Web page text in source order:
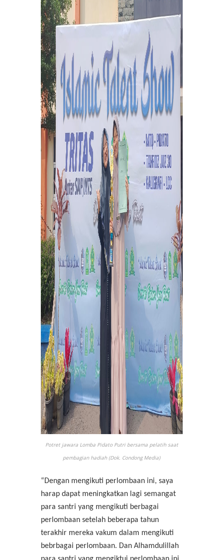
Potret jawara Lomba Pidato Putri bersama pelatih saat
pembagian hadiah (Dok. Condong Media)
“Dengan mengikuti perlombaan ini, saya
harap dapat meningkatkan lagi semangat
para santri yang mengikuti berbagai
perlombaan setelah beberapa tahun
terakhir mereka vakum dalam mengikuti
bebrbagai perlombaan. Dan Alhamdulillah